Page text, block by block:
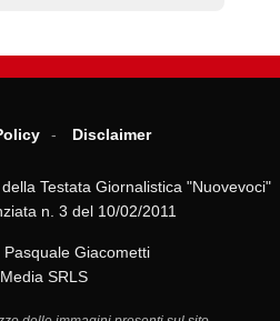
Disclaimer
Testata Giornalistica "Nuovevoci"
n. 3 del 10/02/2011
Pasquale Giacometti
SRLS